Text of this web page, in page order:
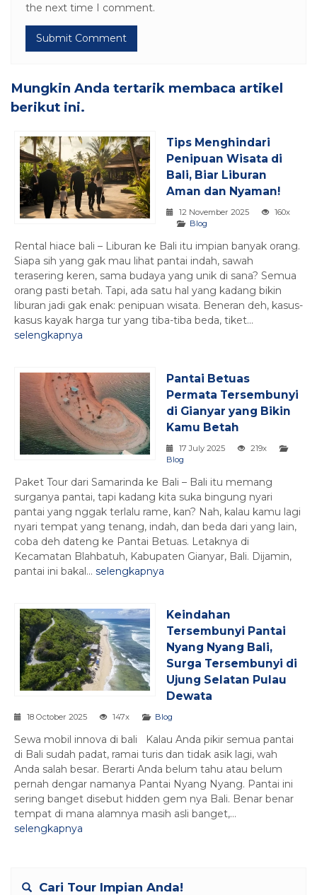
the next time I comment.
Mungkin Anda tertarik membaca artikel
berikut ini.
Tips Menghindari
Penipuan Wisata di
Bali, Biar Liburan
Aman dan Nyaman!
12 November 2025
160x
Blog
Rental hiace bali – Liburan ke Bali itu impian banyak orang.
Siapa sih yang gak mau lihat pantai indah, sawah
terasering keren, sama budaya yang unik di sana? Semua
orang pasti betah. Tapi, ada satu hal yang kadang bikin
liburan jadi gak enak: penipuan wisata. Beneran deh, kasus-
kasus kayak harga tur yang tiba-tiba beda, tiket...
selengkapnya
Pantai Betuas
Permata Tersembunyi
di Gianyar yang Bikin
Kamu Betah
17 July 2025
219x
Blog
Paket Tour dari Samarinda ke Bali – Bali itu memang
surganya pantai, tapi kadang kita suka bingung nyari
pantai yang nggak terlalu rame, kan? Nah, kalau kamu lagi
nyari tempat yang tenang, indah, dan beda dari yang lain,
coba deh dateng ke Pantai Betuas. Letaknya di
Kecamatan Blahbatuh, Kabupaten Gianyar, Bali. Dijamin,
pantai ini bakal... selengkapnya
Keindahan
Tersembunyi Pantai
Nyang Nyang Bali,
Surga Tersembunyi di
Ujung Selatan Pulau
Dewata
18 October 2025 147x Blog
Sewa mobil innova di bali Kalau Anda pikir semua pantai
di Bali sudah padat, ramai turis dan tidak asik lagi, wah
Anda salah besar. Berarti Anda belum tahu atau belum
pernah dengar namanya Pantai Nyang Nyang. Pantai ini
sering banget disebut hidden gem nya Bali. Benar benar
tempat di mana alamnya masih asli banget,...
selengkapnya
Cari Tour Impian Anda!